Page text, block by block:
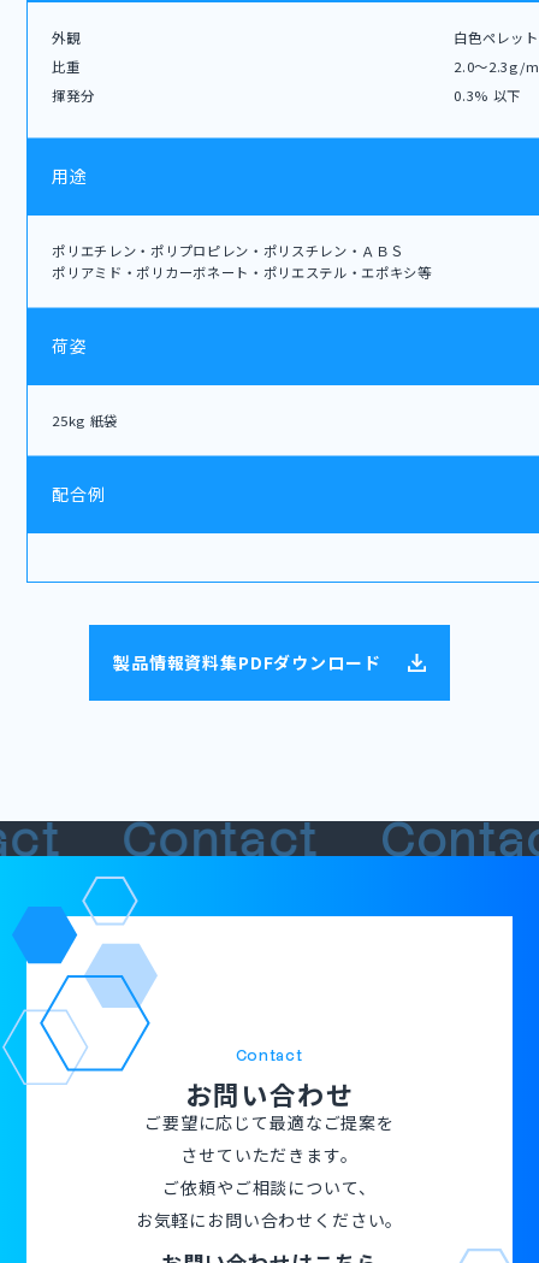
外観
白色ペレット
比重
2.0～2.3g/
揮発分
0.3% 以下
用途
ポリエチレン・ポリプロピレン・ポリスチレン・ＡＢＳ
ポリアミド・ポリカーボネート・ポリエステル・エポキシ等
荷姿
25kg 紙袋
配合例
製品情報資料集PDFダウンロード
Contact
Contact
お問い合わせ
ご要望に応じて最適なご提案を
させていただきます。
ご依頼やご相談について、
お気軽にお問い合わせください。